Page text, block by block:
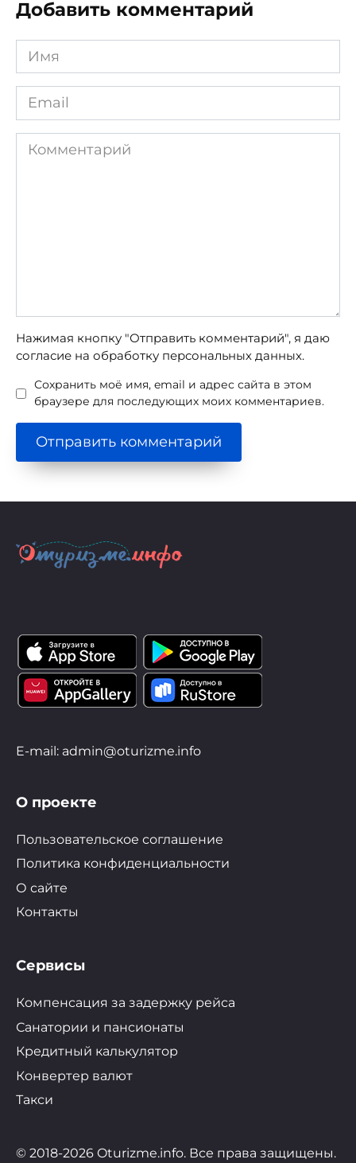
Добавить комментарий
Имя
*
Email
*
Комментарий
Нажимая кнопку "Отправить комментарий", я даю
согласие на обработку персональных данных.
Сохранить моё имя, email и адрес сайта в этом
браузере для последующих моих комментариев.
E-mail: admin@oturizme.info
О проекте
Пользовательское соглашение
Политика конфиденциальности
О сайте
Контакты
Сервисы
Компенсация за задержку рейса
Санатории и пансионаты
Кредитный калькулятор
Конвертер валют
Такси
© 2018-2026 Oturizme.info. Все права защищены.